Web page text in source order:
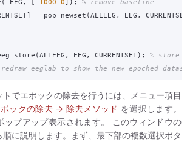
( EEG , - 1000 0 ]);
% remove baseline
] = pop_newset (ALLEEG , EEG , CURRENTSET
(ALLEEG , EEG , CURRENTSET);
% store
redraw eeglab to show the new epoched
でエポックの除去を行うには、メニュー項目
ックの除去 → 除去メソッド を選択します。
ップアップ表示されます。 このウィンドウの
に説明します。まず、最下部の複数選択ボタ